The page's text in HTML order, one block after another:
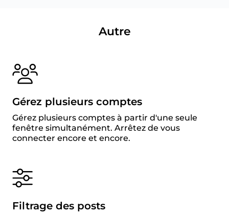
Autre
Gérez plusieurs comptes
Gérez plusieurs comptes à partir d'une seule
fenêtre simultanément. Arrêtez de vous
connecter encore et encore.
Filtrage des posts